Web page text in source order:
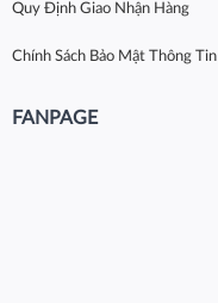
Quy Định Giao Nhận Hàng
Chính Sách Bảo Mật Thông Tin
FANPAGE